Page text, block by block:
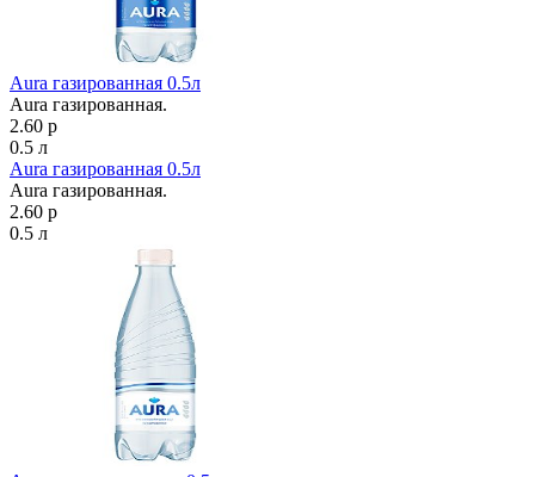
Aura газированная 0.5л
Aura газированная.
2.60 р
0.5 л
Aura газированная 0.5л
Aura газированная.
2.60 р
0.5 л